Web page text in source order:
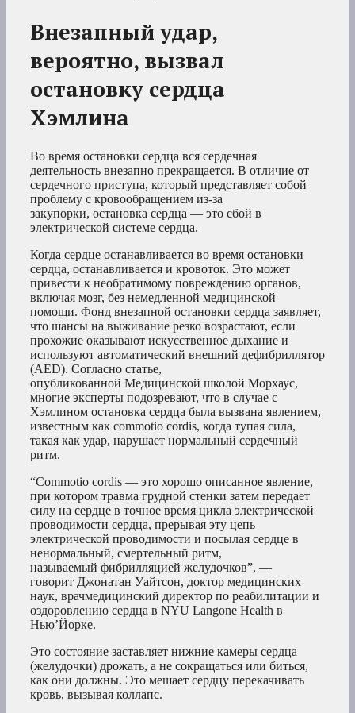
Внезапный удар,
вероятно, вызвал
остановку сердца
Хэмлина
Во время остановки сердца вся сердечная
деятельность внезапно прекращается. В отличие от
сердечного приступа, который представляет собой
проблему с кровообращением из-за
закупорки, остановка сердца — это сбой в
электрической системе сердца.
Когда сердце останавливается во время остановки
сердца, останавливается и кровоток. Это может
привести к необратимому повреждению органов,
включая мозг, без немедленной медицинской
помощи. Фонд внезапной остановки сердца заявляет,
что шансы на выживание резко возрастают, если
прохожие оказывают искусственное дыхание и
используют автоматический внешний дефибриллятор
(AED). Согласно статье,
опубликованной Медицинской школой Морхаус,
многие эксперты подозревают, что в случае с
Хэмлином остановка сердца была вызвана явлением,
известным как commotio cordis, когда тупая сила,
такая как удар, нарушает нормальный сердечный
ритм.
“Commotio cordis — это хорошо описанное явление,
при котором травма грудной стенки затем передает
силу на сердце в точное время цикла электрической
проводимости сердца, прерывая эту цепь
электрической проводимости и посылая сердце в
ненормальный, смертельный ритм,
называемый фибрилляцией желудочков”, —
говорит Джонатан Уайтсон, доктор медицинских
наук, врачмедицинский директор по реабилитации и
оздоровлению сердца в NYU Langone Health в
Нью’Йорке.
Это состояние заставляет нижние камеры сердца
(желудочки) дрожать, а не сокращаться или биться,
как они должны. Это мешает сердцу перекачивать
кровь, вызывая коллапс.